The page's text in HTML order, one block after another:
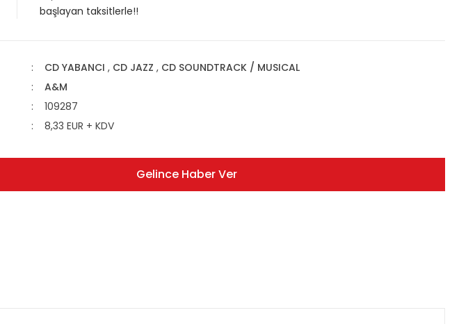
başlayan taksitlerle!!
CD YABANCI , CD JAZZ , CD SOUNDTRACK / MUSICAL
A&M
109287
8,33 EUR + KDV
Gelince Haber Ver